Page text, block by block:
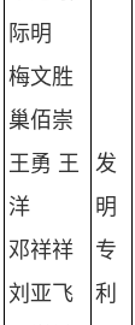
际明
梅文胜
巢佰崇
王勇 王
洋
邓祥祥
刘亚飞
发
明
专
利